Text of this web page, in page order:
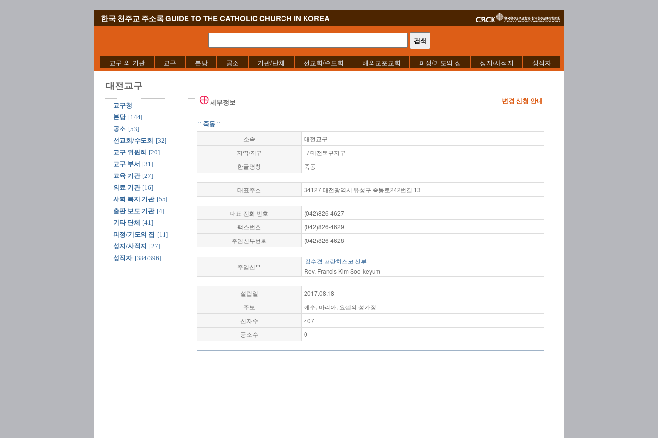
한국 천주교 주소록 GUIDE TO THE CATHOLIC CHURCH IN KOREA
교구 외 기관 교구 본당 공소 기관/단체 선교회/수도회 해외교포교회 피정/기도의 집 성지/사적지 성직자
대전교구
교구청
본당 [144]
공소 [53]
선교회/수도회 [32]
교구 위원회 [20]
교구 부서 [31]
교육 기관 [27]
의료 기관 [16]
사회 복지 기관 [55]
출판 보도 기관 [4]
기타 단체
[41]
피정/기도의 집 [11]
성지/사적지
[27]
성직자 [384/396]
세부정보 변경 신청 안내
" 죽동 "
소속
대전교구
지역/지구
- / 대전북부지구
한글명칭
죽동
대표주소 34127 대전광역시 유성구 죽동로242번길 13
대표 전화 번호
(042)826-4627
팩스번호
(042)826-4629
주임신부번호
(042)826-4628
주임신부
김수겸 프란치스코 신부
Rev. Francis Kim Soo-keyum
설립일
2017.08.18
주보
예수, 마리아, 요셉의 성가정
신자수
407
공소수
0